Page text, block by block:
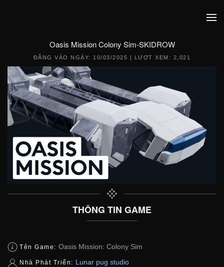
Oasis Mission Colony Sim-SKIDROW
ĐĂNG VÀO NGÀY: 10/03/2025 | LƯỢT XEM: 2,021
THÔNG TIN GAME
Tên Game: Oasis Mission: Colony Sim
Nhà Phát Triển: Lunar pug studio